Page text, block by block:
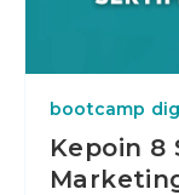
bootcamp
Kepoin 8